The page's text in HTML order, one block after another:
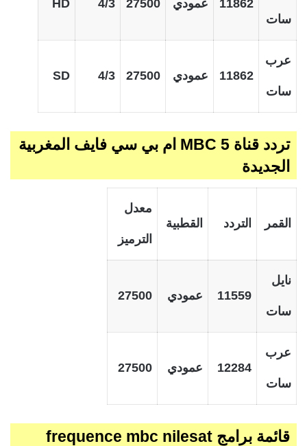
سات
11862 عمودي 27500
4/3
HD
عرب
سات
11862 عمودي 27500
4/3
SD
تردد قناة MBC 5 ام بي سي فايف المغربية
الجديدة
القمر التردد القطبية
معدل
الترميز
نايل
سات
11559 عمودي 27500
عرب
سات
12284 عمودي 27500
قائمة برامج frequence mbc nilesat